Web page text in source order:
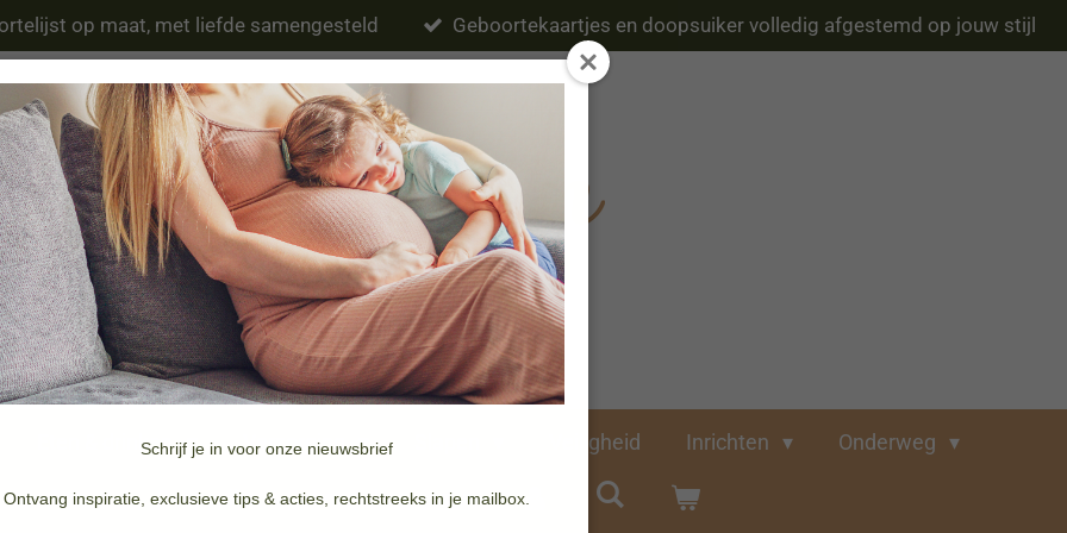
Schrijf je in voor onze nieuwsbrief
Ontvang inspiratie, exclusieve tips & acties, rechtstreeks in je mailbox.
op maat, met liefde samengesteld Geboortekaartjes en doopsuiker volledig afgestemd op jouw stijl
Eten & drinken Verzorging Veiligheid Inrichten Onderweg
Merken Doopsuiker & Geboortekaartjes